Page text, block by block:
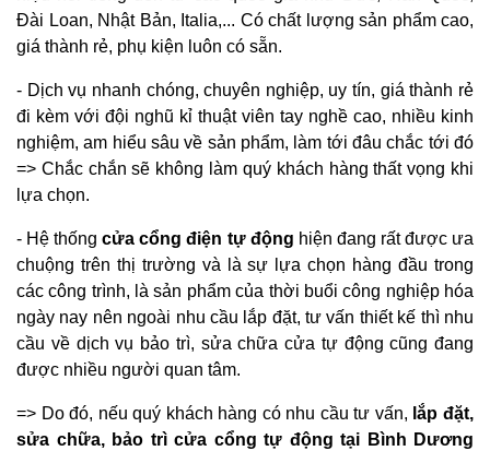
Đài Loan, Nhật Bản, Italia,... Có chất lượng sản phẩm cao,
giá thành rẻ, phụ kiện luôn có sẵn.
- Dịch vụ nhanh chóng, chuyên nghiệp, uy tín, giá thành rẻ
đi kèm với đội nghũ kỉ thuật viên tay nghề cao, nhiều kinh
nghiệm, am hiểu sâu về sản phẩm, làm tới đâu chắc tới đó
=> Chắc chắn sẽ không làm quý khách hàng thất vọng khi
lựa chọn.
- Hệ thốngcửa cổng điện tự động hiện đang rất được ưa
chuộng trên thị trường và là sự lựa chọn hàng đầu trong
các công trình, là sản phẩm của thời buổi công nghiệp hóa
ngày nay nên ngoài nhu cầu lắp đặt, tư vấn thiết kế thì nhu
cầu về dịch vụ bảo trì, sửa chữa cửa tự động cũng đang
được nhiều người quan tâm.
=> Do đó, nếu quý khách hàng có nhu cầu tư vấn, lắp đặt,
sửa chữa, bảo trì cửa cổng tự động tại Bình Dương